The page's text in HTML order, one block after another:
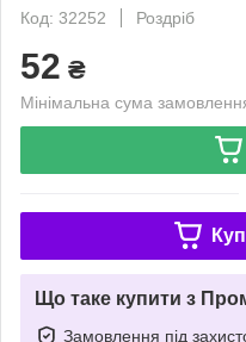
Код: 32252
Роздріб
52 ₴
Мінімальна сума
Що таке купити з
Замовлення під